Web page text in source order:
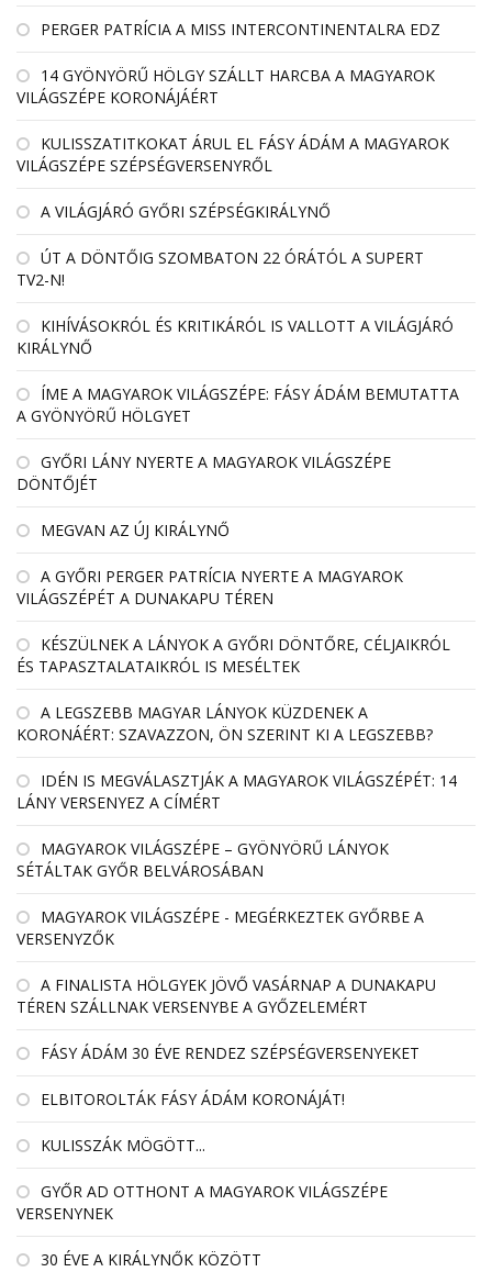
PERGER PATRÍCIA A MISS INTERCONTINENTALRA EDZ
14 GYÖNYÖRŰ HÖLGY SZÁLLT HARCBA A MAGYAROK
VILÁGSZÉPE KORONÁJÁÉRT
KULISSZATITKOKAT ÁRUL EL FÁSY ÁDÁM A MAGYAROK
VILÁGSZÉPE SZÉPSÉGVERSENYRŐL
A VILÁGJÁRÓ GYŐRI SZÉPSÉGKIRÁLYNŐ
ÚT A DÖNTŐIG SZOMBATON 22 ÓRÁTÓL A SUPERT
TV2-N!
KIHÍVÁSOKRÓL ÉS KRITIKÁRÓL IS VALLOTT A VILÁGJÁRÓ
KIRÁLYNŐ
ÍME A MAGYAROK VILÁGSZÉPE: FÁSY ÁDÁM BEMUTATTA
A GYÖNYÖRŰ HÖLGYET
GYŐRI LÁNY NYERTE A MAGYAROK VILÁGSZÉPE
DÖNTŐJÉT
MEGVAN AZ ÚJ KIRÁLYNŐ
A GYŐRI PERGER PATRÍCIA NYERTE A MAGYAROK
VILÁGSZÉPÉT A DUNAKAPU TÉREN
KÉSZÜLNEK A LÁNYOK A GYŐRI DÖNTŐRE, CÉLJAIKRÓL
ÉS TAPASZTALATAIKRÓL IS MESÉLTEK
A LEGSZEBB MAGYAR LÁNYOK KÜZDENEK A
KORONÁÉRT: SZAVAZZON, ÖN SZERINT KI A LEGSZEBB?
IDÉN IS MEGVÁLASZTJÁK A MAGYAROK VILÁGSZÉPÉT: 14
LÁNY VERSENYEZ A CÍMÉRT
MAGYAROK VILÁGSZÉPE – GYÖNYÖRŰ LÁNYOK
SÉTÁLTAK GYŐR BELVÁROSÁBAN
MAGYAROK VILÁGSZÉPE - MEGÉRKEZTEK GYŐRBE A
VERSENYZŐK
A FINALISTA HÖLGYEK JÖVŐ VASÁRNAP A DUNAKAPU
TÉREN SZÁLLNAK VERSENYBE A GYŐZELEMÉRT
FÁSY ÁDÁM 30 ÉVE RENDEZ SZÉPSÉGVERSENYEKET
ELBITOROLTÁK FÁSY ÁDÁM KORONÁJÁT!
KULISSZÁK MÖGÖTT...
GYŐR AD OTTHONT A MAGYAROK VILÁGSZÉPE
VERSENYNEK
30 ÉVE A KIRÁLYNŐK KÖZÖTT